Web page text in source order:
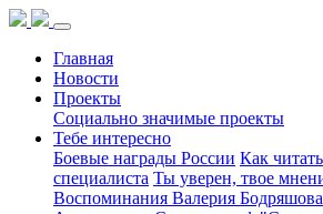
Главная
Новости
Проекты
Социально значимые проекты
Тебе интересно
Боевые награды России Как
специалиста Ты уверен, твое
Воспоминания Валерия Бодряшова